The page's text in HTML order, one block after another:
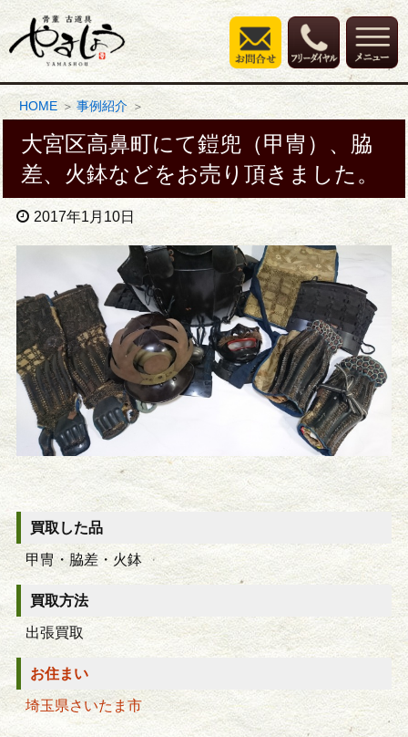
HOME 事例紹介
大宮区高鼻町にて鎧兜（甲冑）、脇
差、火鉢などをお売り頂きました。
2017年1月10日
買取した品
甲冑・脇差・火鉢
買取方法
出張買取
お住まい
埼玉県さいたま市